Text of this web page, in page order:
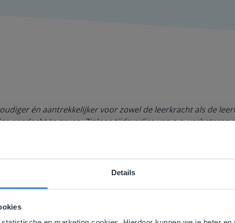
Details
én aantrekkelijker voor zowel de leerkracht als de
aandacht te geven. Zinloos tijdsverlies van o.a. verbeteren
website komt niet overeen met je
je locatie, denken we dat je misschien liever naar de website